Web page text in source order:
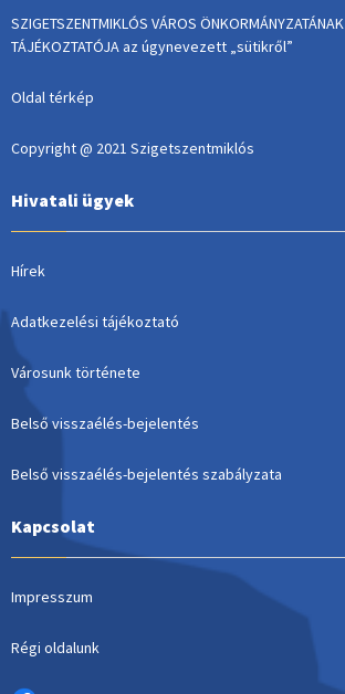
SZIGETSZENTMIKLÓS VÁROS ÖNKORMÁNYZATÁNAK
TÁJÉKOZTATÓJA az úgynevezett „sütikről”
Oldal térkép
Copyright @ 2021 Szigetszentmiklós
Hivatali ügyek
Hírek
Adatkezelési tájékoztató
Városunk története
Belső visszaélés-bejelentés
Belső visszaélés-bejelentés szabályzata
Kapcsolat
Impresszum
Régi oldalunk